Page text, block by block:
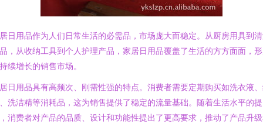
日用品作为人们日常生活的必需品，市场庞大而稳定。从厨房用具到
，从收纳工具到个人护理产品，家居日用品覆盖了生活的方方面面，
续增长的销售市场。
日用品具有高频次、刚需性强的特点。消费者需要定期购买如洗衣液
洗洁精等消耗品，这为销售提供了稳定的流量基础。随着生活水平的提
消费者对产品的品质、设计和功能性提出了更高要求，推动了产品升